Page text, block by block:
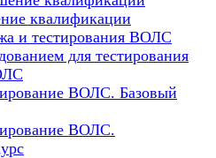
квалификации
и тестирования ВОЛС
для тестирования
ВОЛС. Базовый
ВОЛС.